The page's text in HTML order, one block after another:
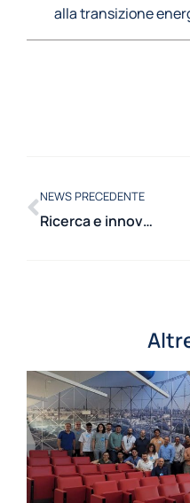
alla transizione
NEWS PRECEDENTE
Ricerca e innovazione: al Dipartimento di Energia la Poster Session del Corso di Dottorato STEN